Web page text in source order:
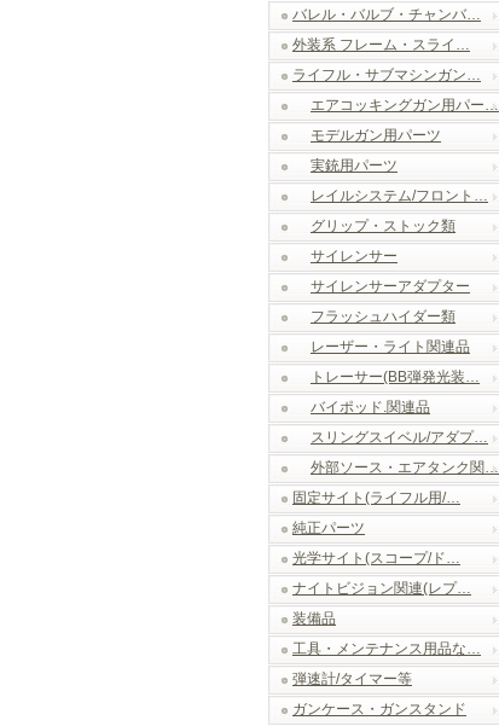
バレル・バルブ・チャンバ…
外装系 フレーム・スライ…
ライフル・サブマシンガン…
エアコッキングガン用パー…
モデルガン用パーツ
実銃用パーツ
レイルシステム/フロント…
グリップ・ストック類
サイレンサー
サイレンサーアダプター
フラッシュハイダー類
レーザー・ライト関連品
トレーサー(BB弾発光装…
バイポッド.関連品
スリングスイベル/アダプ…
外部ソース・エアタンク関…
固定サイト(ライフル用/…
純正パーツ
光学サイト(スコープ/ド…
ナイトビジョン関連(レプ…
装備品
工具・メンテナンス用品な…
弾速計/タイマー等
ガンケース・ガンスタンド